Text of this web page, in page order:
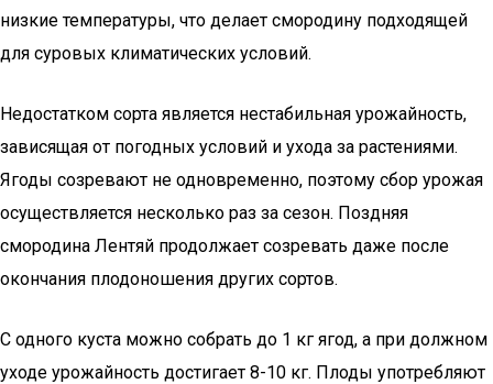
низкие температуры, что делает смородину подходящей
для суровых климатических условий.
Недостатком сорта является нестабильная урожайность,
зависящая от погодных условий и ухода за растениями.
Ягоды созревают не одновременно, поэтому сбор урожая
осуществляется несколько раз за сезон. Поздняя
смородина Лентяй продолжает созревать даже после
окончания плодоношения других сортов.
С одного куста можно собрать до 1 кг ягод, а при должном
уходе урожайность достигает 8-10 кг. Плоды употребляют